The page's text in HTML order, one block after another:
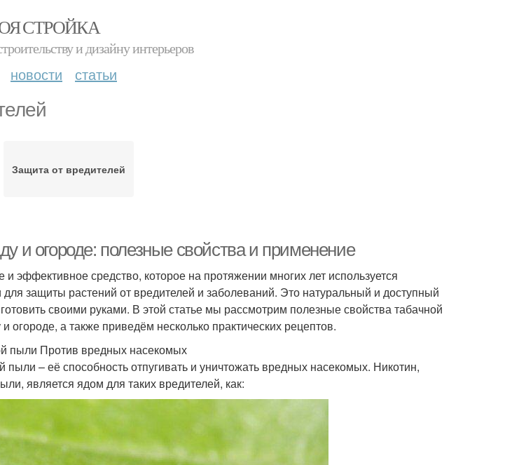
СТРОЙКА
и дизайну интерьеров
новости статьи
Защита от вредителей
и огороде: полезные свойства и применение
и эффективное средство, которое на протяжении многих лет используется
защиты растений от вредителей и заболеваний. Это натуральный и доступный
своими руками. В этой статье мы рассмотрим полезные свойства табачной
огороде, а также приведём несколько практических рецептов.
пыли Против вредных насекомых
пыли – её способность отпугивать и уничтожать вредных насекомых. Никотин,
является ядом для таких вредителей, как: